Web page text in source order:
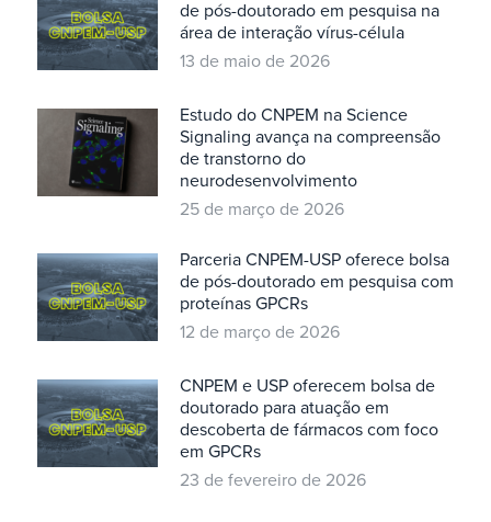
de pós-doutorado em pesquisa na
área de interação vírus-célula
13 de maio de 2026
Estudo do CNPEM na Science
Signaling avança na compreensão
de transtorno do
neurodesenvolvimento
25 de março de 2026
Parceria CNPEM-USP oferece bolsa
de pós-doutorado em pesquisa com
proteínas GPCRs
12 de março de 2026
CNPEM e USP oferecem bolsa de
doutorado para atuação em
descoberta de fármacos com foco
em GPCRs
23 de fevereiro de 2026